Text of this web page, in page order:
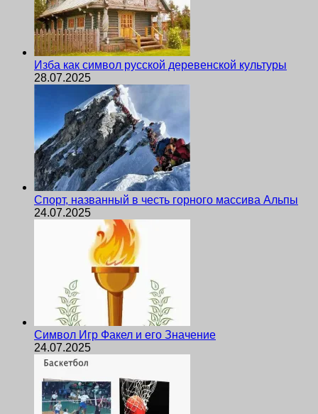
Изба как символ русской деревенской культуры
28.07.2025
Спорт, названный в честь горного массива Альпы
24.07.2025
Символ Игр Факел и его Значение
24.07.2025